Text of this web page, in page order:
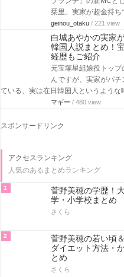
栞里。実家が超金持
geinou_otaku / 221 view
白城あやかの実家
韓国人説まとめ！
経歴もご紹介
元宝塚星組娘役トップ
んですが、実家がパチ
ている、実は在日韓国人というよう
マギー / 480 view
スポンサードリンク
アクセスランキング
人気のあるまとめランキング
1
菅野美穂の学歴！
学・小学校まとめ
さくら
2
菅野美穂の若い頃
ダイエット方法・
とめ
さくら